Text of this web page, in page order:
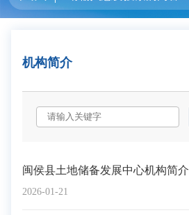
机构简介
2026-01-21
闽侯县土地储备发展中心机构简介